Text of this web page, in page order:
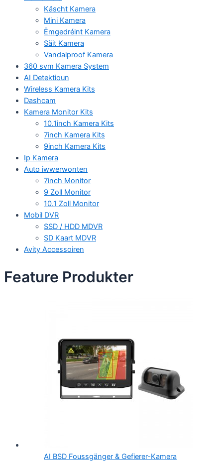
Käscht Kamera
Mini Kamera
Ëmgedréint Kamera
Säit Kamera
Vandalproof Kamera
360 svm Kamera System
AI Detektioun
Wireless Kamera Kits
Dashcam
Kamera Monitor Kits
10.1inch Kamera Kits
7inch Kamera Kits
9inch Kamera Kits
Ip Kamera
Auto iwwerwonten
7inch Monitor
9 Zoll Monitor
10.1 Zoll Monitor
Mobil DVR
SSD / HDD MDVR
SD Kaart MDVR
Avity Accessoiren
Feature Produkter
AI BSD Foussgänger & Gefierer-Kamera